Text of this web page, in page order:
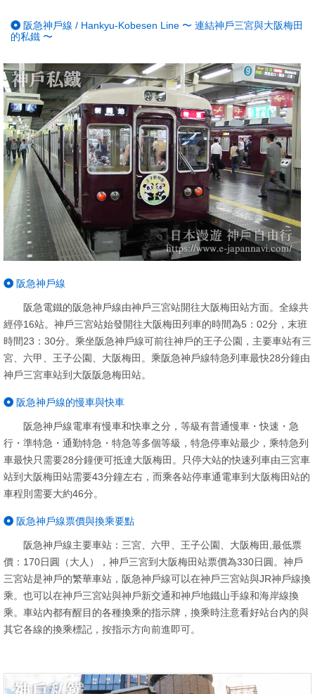
阪急神戶線 / Hankyu-Kobesen Line 〜 連結神戶三宮與大阪梅田
的私鐵 〜
阪急神戶線
阪急電鐵的阪急神戶線由神戶三宮站開往大阪梅田站方面。全線共
經停16站。神戶三宮站始發開往大阪梅田列車的時間為5：02分，末班
時間23：30分。乘坐阪急神戶線可前往神戶的王子公園，主要車站有三
宮、六甲、王子公園、大阪梅田。乘阪急神戶線特急列車最快28分鐘由
神戶三宮車站到大阪阪急梅田站。
阪急神戶線的慢車與快車
阪急神戶線電車有慢車和快車之分，等級有普通慢車・快速・急
行・準特急・通勤特急・特急等多個等級，特急停車站最少，乘特急列
車最快只需要28分鐘便可抵達大阪梅田。只停大站的快速列車由三宮車
站到大阪梅田站需要43分鐘左右，而乘各站停車通電車到大阪梅田站的
車程則需要大約46分。
阪急神戶線票價與換乘要點
阪急神戶線主要車站：三宮、六甲、王子公園、大阪梅田,最低票
價：170日圓（大人），神戶三宮到大阪梅田站票價為330日圓。神戶
三宮站是神戶的繁華車站，阪急神戶線可以在神戶三宮站與JR神戶線換
乘。也可以在神戶三宮站與神戶新交通和神戶地鐵山手線和海岸線換
乘。車站內都有醒目的各種換乘的指示牌，換乘時注意看好站台內的與
其它各線的換乘標記，按指示方向前進即可。